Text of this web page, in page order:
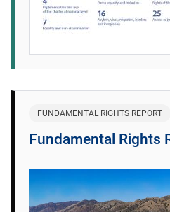
FUNDAMENTAL RIGHTS REPORT
Fundamental Rights